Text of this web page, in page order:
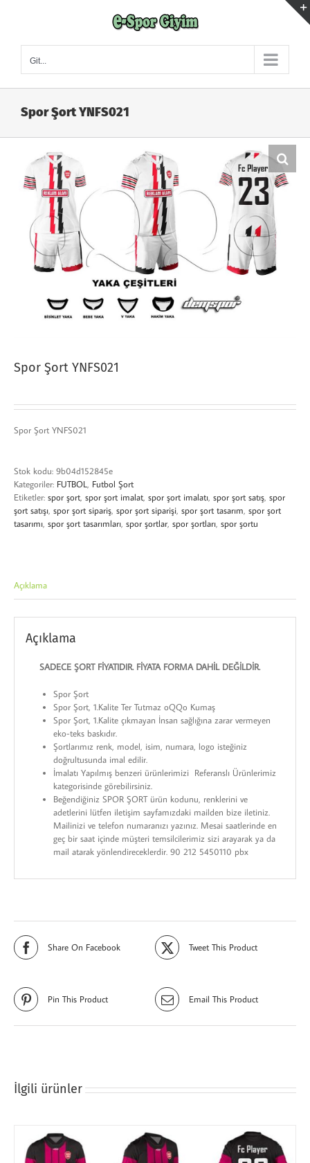
Git...
Spor Şort YNFS021
Spor Şort YNFS021
Spor Şort YNFS021
Stok kodu: 9b04d152845e
Kategoriler: FUTBOL, Futbol Şort
Etiketler: spor şort, spor şort imalat, spor şort imalatı, spor şort satış, spor
şort satışı, spor şort sipariş, spor şort siparişi, spor şort tasarım, spor şort
tasarımı, spor şort tasarımları, spor şortlar, spor şortları, spor şortu
Açıklama
Açıklama
SADECE ŞORT FİYATIDIR. FİYATA FORMA DAHİL DEĞİLDİR.
Spor Şort
Spor Şort, 1.Kalite Ter Tutmaz oQQo Kumaş
Spor Şort, 1.Kalite çıkmayan İnsan sağlığına zarar vermeyen
eko-teks baskıdır.
Şortlarımız renk, model, isim, numara, logo isteğiniz
doğrultusunda imal edilir.
İmalatı Yapılmış benzeri ürünlerimizi Referanslı Ürünlerimiz
kategorisinde görebilirsiniz.
Beğendiğiniz SPOR ŞORT ürün kodunu, renklerini ve
adetlerini lütfen iletişim sayfamızdaki mailden bize iletiniz.
Mailinizi ve telefon numaranızı yazınız. Mesai saatlerinde en
geç bir saat içinde müşteri temsilcilerimiz sizi arayarak ya da
mail atarak yönlendireceklerdir. 90 212 5450110 pbx
Share On Facebook Tweet This Product
Pin This Product Email This Product
İlgili ürünler